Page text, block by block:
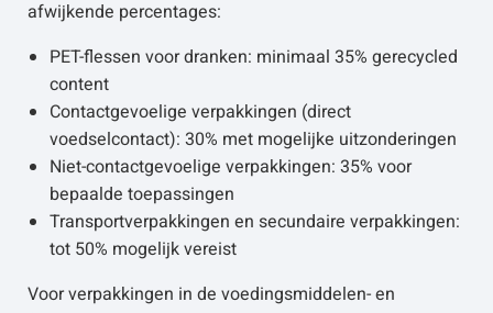
afwijkende percentages:
PET-flessen voor dranken: minimaal 35% gerecycled
content
Contactgevoelige verpakkingen (direct
voedselcontact): 30% met mogelijke uitzonderingen
Niet-contactgevoelige verpakkingen: 35% voor
bepaalde toepassingen
Transportverpakkingen en secundaire verpakkingen:
tot 50% mogelijk vereist
Voor verpakkingen in de voedingsmiddelen- en